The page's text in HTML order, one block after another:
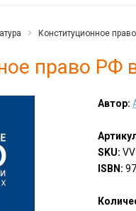
Конституционное
право РФ
Автор:
SKU:
ISBN: